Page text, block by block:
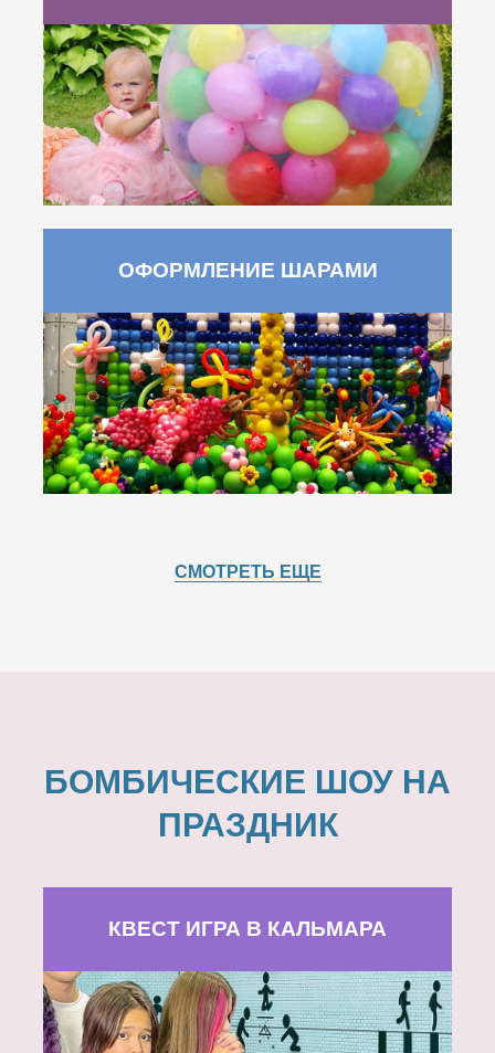
ОФОРМЛЕНИЕ ШАРАМИ
СМОТРЕТЬ ЕЩЕ
БОМБИЧЕСКИЕ ШОУ НА
ПРАЗДНИК
КВЕСТ ИГРА В КАЛЬМАРА